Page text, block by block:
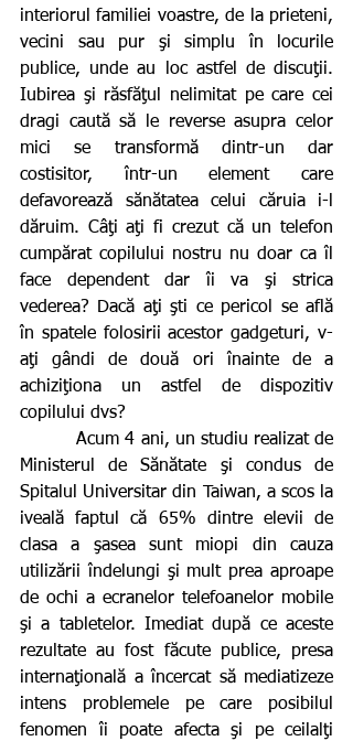
interiorul familiei voastre, de la prieteni,
vecini sau pur şi simplu în locurile
publice, unde au loc astfel de discuţii.
Iubirea şi răsfăţul nelimitat pe care cei
dragi caută să le reverse asupra celor
mici se transformă dintr-un dar
costisitor, într-un element care
defavorează sănătatea celui căruia i-l
dăruim. Câţi aţi fi crezut că un telefon
cumpărat copilului nostru nu doar ca îl
face dependent dar îi va şi strica
vederea? Dacă aţi şti ce pericol se află
în spatele folosirii acestor gadgeturi, v-
aţi gândi de două ori înainte de a
achiziţiona un astfel de dispozitiv
copilului dvs?
          Acum 4 ani, un studiu realizat de
Ministerul de Sănătate şi condus de
Spitalul Universitar din Taiwan, a scos la
iveală faptul că 65% dintre elevii de
clasa a şasea sunt miopi din cauza
utilizării îndelungi şi mult prea aproape
de ochi a ecranelor telefoanelor mobile
şi a tabletelor. Imediat după ce aceste
rezultate au fost făcute publice, presa
internaţională a încercat să mediatizeze
intens problemele pe care posibilul
fenomen îi poate afecta şi pe ceilalţi